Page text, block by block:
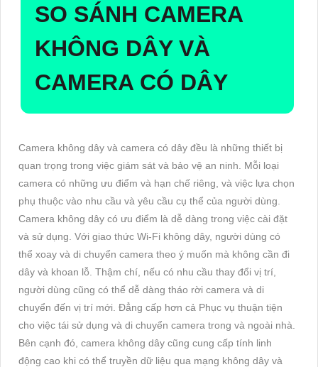
SO SÁNH CAMERA
KHÔNG DÂY VÀ
CAMERA CÓ DÂY
Camera không dây và camera có dây đều là những thiết bị
quan trọng trong việc giám sát và bảo vệ an ninh. Mỗi loại
camera có những ưu điểm và hạn chế riêng, và việc lựa chọn
phụ thuộc vào nhu cầu và yêu cầu cụ thể của người dùng.
Camera không dây có ưu điểm là dễ dàng trong việc cài đặt
và sử dụng. Với giao thức Wi-Fi không dây, người dùng có
thể xoay và di chuyển camera theo ý muốn mà không cần đi
dây và khoan lỗ. Thậm chí, nếu có nhu cầu thay đổi vị trí,
người dùng cũng có thể dễ dàng tháo rời camera và di
chuyển đến vị trí mới. Đẳng cấp hơn cả Phục vụ thuận tiện
cho việc tái sử dụng và di chuyển camera trong và ngoài nhà.
Bên cạnh đó, camera không dây cũng cung cấp tính linh
động cao khi có thể truyền dữ liệu qua mạng không dây và